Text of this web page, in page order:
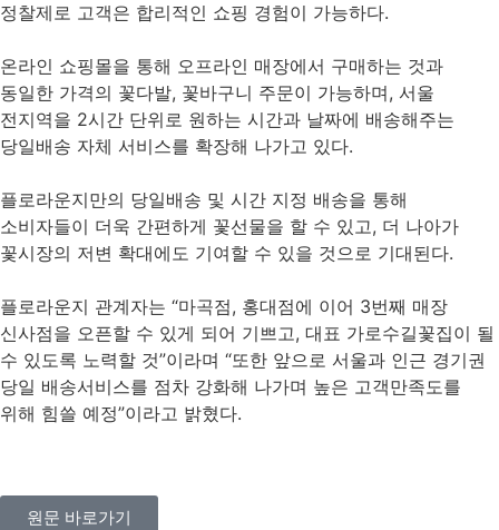
정찰제로 고객은 합리적인 쇼핑 경험이 가능하다.
온라인 쇼핑몰을 통해 오프라인 매장에서 구매하는 것과
동일한 가격의 꽃다발, 꽃바구니 주문이 가능하며, 서울
전지역을 2시간 단위로 원하는 시간과 날짜에 배송해주는
당일배송 자체 서비스를 확장해 나가고 있다.
플로라운지만의 당일배송 및 시간 지정 배송을 통해
소비자들이 더욱 간편하게 꽃선물을 할 수 있고, 더 나아가
꽃시장의 저변 확대에도 기여할 수 있을 것으로 기대된다.
플로라운지 관계자는 “마곡점, 홍대점에 이어 3번째 매장
신사점을 오픈할 수 있게 되어 기쁘고, 대표 가로수길꽃집이 될
수 있도록 노력할 것”이라며 “또한 앞으로 서울과 인근 경기권
당일 배송서비스를 점차 강화해 나가며 높은 고객만족도를
위해 힘쓸 예정”이라고 밝혔다.
원문 바로가기